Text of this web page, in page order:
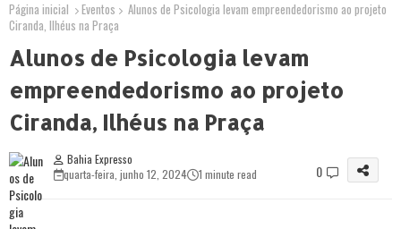
Página inicial Eventos
Alunos de Psicologia levam empreendedorismo ao projeto
Ciranda, Ilhéus na Praça
Alunos de Psicologia levam
empreendedorismo ao projeto
Ciranda, Ilhéus na Praça
Bahia Expresso
quarta-feira, junho 12, 2024
1 minute read 0